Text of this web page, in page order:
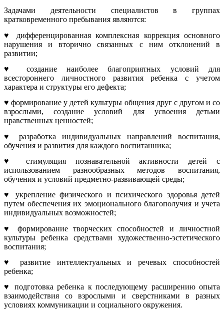
Задачами деятельности специалистов в группах
кратковременного пребывания являются:
♥ дифференцированная комплексная коррекция основного
нарушения и вторично связанных с ним отклонений в
развитии;
♥ создание наиболее благоприятных условий для
всестороннего личностного развития ребенка с учетом
характера и структуры его дефекта;
♥ формирование у детей культуры общения друг с другом и со
взрослыми, создание условий для усвоения детьми
нравственных ценностей;
♥ разработка индивидуальных направлений воспитания,
обучения и развития для каждого воспитанника;
♥ стимуляция познавательной активности детей с
использованием разнообразных методов воспитания,
обучения и условий предметно-развивающей среды;
♥ укрепление физического и психического здоровья детей
путем обеспечения их эмоционального благополучия и учета
индивидуальных возможностей;
♥ формирование творческих способностей и личностной
культуры ребенка средствами художественно-эстетического
воспитания;
♥ развитие интеллектуальных и речевых способностей
ребенка;
♥ подготовка ребенка к последующему расширению опыта
взаимодействия со взрослыми и сверстниками в разных
условиях коммуникации и социального окружения.